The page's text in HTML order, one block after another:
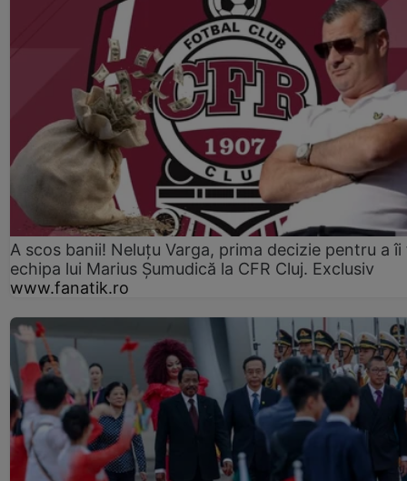
A scos banii! Neluțu Varga, prima decizie pentru a îi
echipa lui Marius Șumudică la CFR Cluj. Exclusiv
www.fanatik.ro